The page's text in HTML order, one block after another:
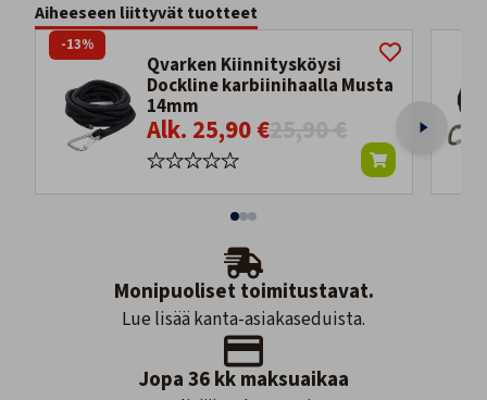
Aiheeseen liittyvät tuotteet
Qvarken Kiinnitysköysi
Dockline karbiinihaalla Musta
14mm
Alk. 25,90 €25,90 €
-13%
Monipuoliset toimitustavat.
Lue lisää kanta-asiakaseduista.
Jopa 36 kk maksuaikaa